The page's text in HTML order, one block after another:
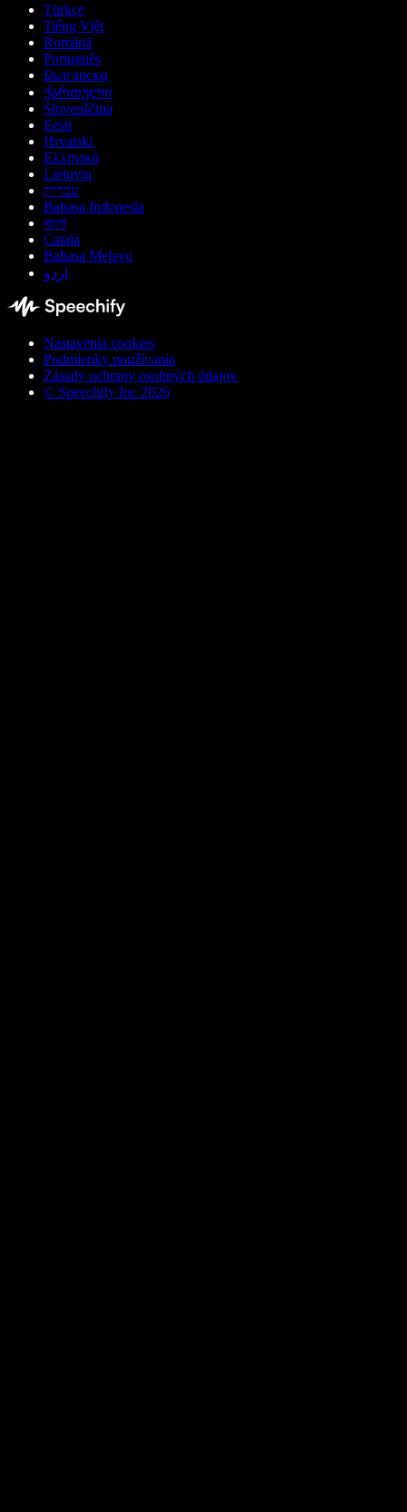
Türkçe
Tiếng Việt
Română
Português
Български
ქართული
Slovenščina
Eesti
Hrvatski
Ελληνικά
Lietuvių
עברית
Bahasa Indonesia
বাংলা
Català
Bahasa Melayu
اردو
Nastavenia cookies
Podmienky používania
Zásady ochrany osobných údajov
© Speechify Inc 2026